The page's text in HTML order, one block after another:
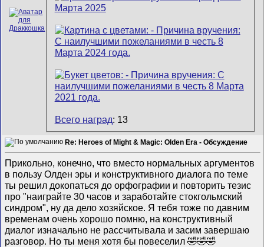
Всего наград: 13
Re: Heroes of Might & Magic: Olden Era - Обсуждение
Прикольно, конечно, что вместо нормальных аргументов
в пользу Олден эры и конструктивного диалога по теме
ты решил докопаться до орфографии и повторить тезис
про "наиграйте 30 часов и заработайте стокгольмский
синдром", ну да дело хозяйское. Я тебя тоже по давним
временам очень хорошо помню, на конструктивный
диалог изначально не рассчитывала и засим завершаю
разговор. Но ты меня хотя бы повеселил 🤣🤣🤣